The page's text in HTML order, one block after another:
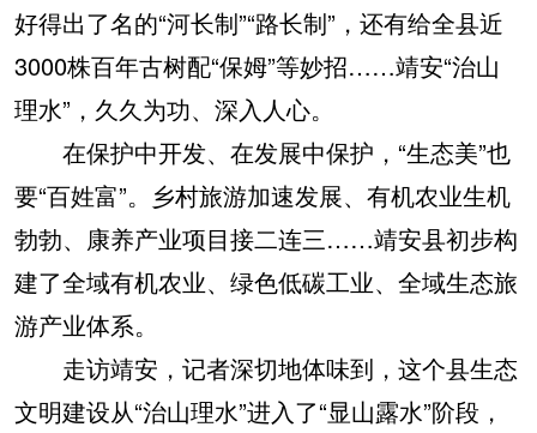
好得出了名的“河长制”“路长制”，还有给全县近
3000株百年古树配“保姆”等妙招……靖安“治山
理水”，久久为功、深入人心。
在保护中开发、在发展中保护，“生态美”也
要“百姓富”。乡村旅游加速发展、有机农业生机
勃勃、康养产业项目接二连三……靖安县初步构
建了全域有机农业、绿色低碳工业、全域生态旅
游产业体系。
走访靖安，记者深切地体味到，这个县生态
文明建设从“治山理水”进入了“显山露水”阶段，